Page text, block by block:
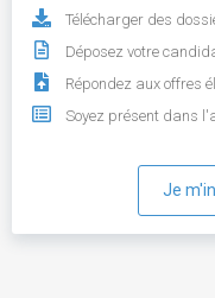
Télécharger des
Déposez votre
Répondez aux offres
Soyez présent dans
Je